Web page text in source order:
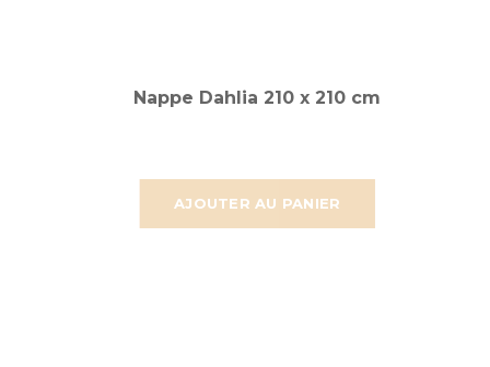
AJOUTER AU PANIER
Nappe Dahlia 210 x 210 cm